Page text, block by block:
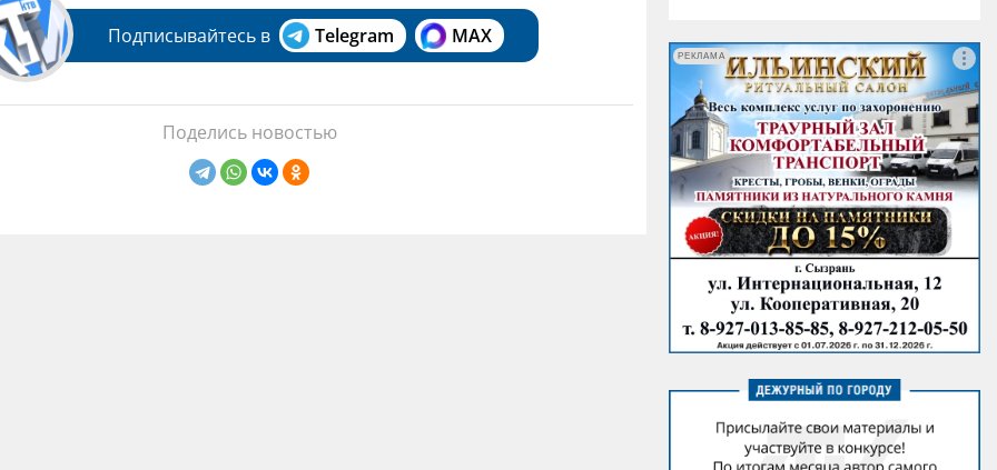
Подписывайтесь в Telegram MAX
Поделись новостью
РЕКЛАМА